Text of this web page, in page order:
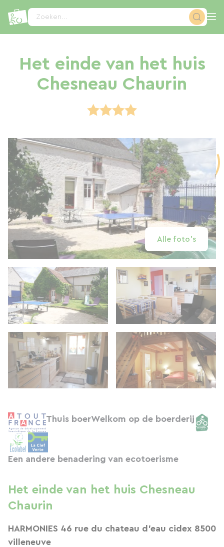
Zoeken...
Het einde van het huis
Chesneau Chaurin
Alle foto's
Thuis boerWelkom op de boerderij
Een andere benadering van ecotoerisme
Het einde van het huis Chesneau
Chaurin
HARMONIES 46 rue du chateau d'eau cidex 8500
villeneuve
Cookies beheer paneel